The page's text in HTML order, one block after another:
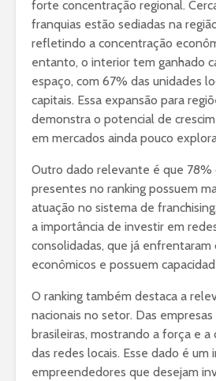
forte concentração regional.
franquias estão sediadas na
refletindo a concentração
entanto, o interior tem ganhado
espaço, com 67% das unidades
capitais. Essa expansão para
demonstra o potencial de
em mercados ainda pouco
Outro dado relevante é que 78%
presentes no ranking possuem
atuação no sistema de
a importância de investir em
consolidadas, que já
econômicos e possuem
O ranking também destaca a
nacionais no setor. Das empresas
brasileiras, mostrando a força e
das redes locais. Esse dado é um
empreendedores que desejam